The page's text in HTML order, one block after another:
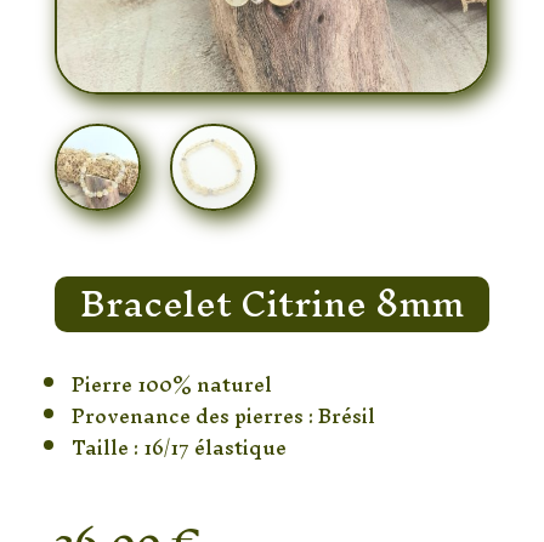
Bracelet Citrine 8mm
Pierre 100% naturel
Provenance des pierres : Brésil
Taille : 16/17 élastique